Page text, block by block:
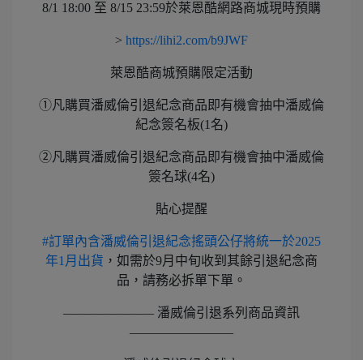
8/1 18:00 至 8/15 23:59於萊恩酷網路商城現時預購
> https://lihi2.com/b9JWF
萊恩酷商城預購限定活動
①凡購買潘威倫引退紀念商品即有機會抽中潘威倫
紀念簽名板(1名)
②凡購買潘威倫引退紀念商品即有機會抽中潘威倫
簽名球(4名)
貼心提醒
#訂單內含潘威倫引退紀念搖頭公仔將統一於2025
年1月出貨 ，如需於9月中旬收到其餘引退紀念商
品，請務必拆單下單。
——————— 潘威倫引退系列商品資訊
————————